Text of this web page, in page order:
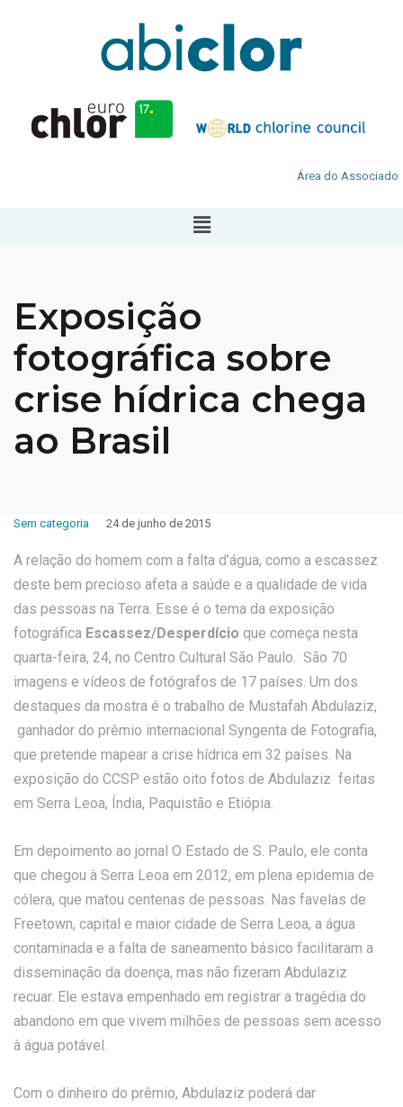
Área do Associado
Exposição
fotográfica sobre
crise hídrica chega
ao Brasil
Sem categoria 24 de junho de 2015
A relação do homem com a falta d’água, como a escassez
deste bem precioso afeta a saúde e a qualidade de vida
das pessoas na Terra. Esse é o tema da exposição
fotográfica Escassez/Desperdício que começa nesta
quarta-feira, 24, no Centro Cultural São Paulo. São 70
imagens e vídeos de fotógrafos de 17 países. Um dos
destaques da mostra é o trabalho de Mustafah Abdulaziz,
ganhador do prêmio internacional Syngenta de Fotografia,
que pretende mapear a crise hídrica em 32 países. Na
exposição do CCSP estão oito fotos de Abdulaziz feitas
em Serra Leoa, Índia, Paquistão e Etiópia.
Em depoimento ao jornal O Estado de S. Paulo, ele conta
que chegou à Serra Leoa em 2012, em plena epidemia de
cólera, que matou centenas de pessoas. Nas favelas de
Freetown, capital e maior cidade de Serra Leoa, a água
contaminada e a falta de saneamento básico facilitaram a
disseminação da doença, mas não fizeram Abdulaziz
recuar. Ele estava empenhado em registrar a tragédia do
abandono em que vivem milhões de pessoas sem acesso
à água potável.
Com o dinheiro do prêmio, Abdulaziz poderá dar